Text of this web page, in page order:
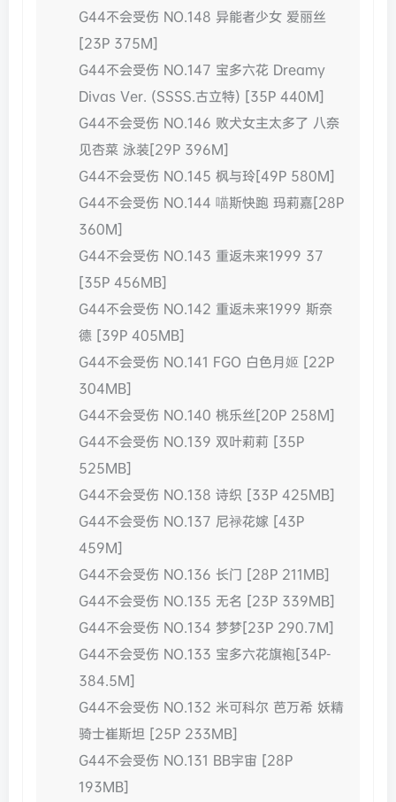
G44不会受伤 NO.148 异能者少女 爱丽丝
[23P 375M]
G44不会受伤 NO.147 宝多六花 Dreamy
Divas Ver. (SSSS.古立特) [35P 440M]
G44不会受伤 NO.146 败犬女主太多了 八奈
见杏菜 泳装[29P 396M]
G44不会受伤 NO.145 枫与玲[49P 580M]
G44不会受伤 NO.144 喵斯快跑 玛莉嘉[28P
360M]
G44不会受伤 NO.143 重返未来1999 37
[35P 456MB]
G44不会受伤 NO.142 重返未来1999 斯奈
德 [39P 405MB]
G44不会受伤 NO.141 FGO 白色月姬 [22P
304MB]
G44不会受伤 NO.140 桃乐丝[20P 258M]
G44不会受伤 NO.139 双叶莉莉 [35P
525MB]
G44不会受伤 NO.138 诗织 [33P 425MB]
G44不会受伤 NO.137 尼禄花嫁 [43P
459M]
G44不会受伤 NO.136 长门 [28P 211MB]
G44不会受伤 NO.135 无名 [23P 339MB]
G44不会受伤 NO.134 梦梦[23P 290.7M]
G44不会受伤 NO.133 宝多六花旗袍[34P-
384.5M]
G44不会受伤 NO.132 米可科尔 芭万希 妖精
骑士崔斯坦 [25P 233MB]
G44不会受伤 NO.131 BB宇宙 [28P
193MB]